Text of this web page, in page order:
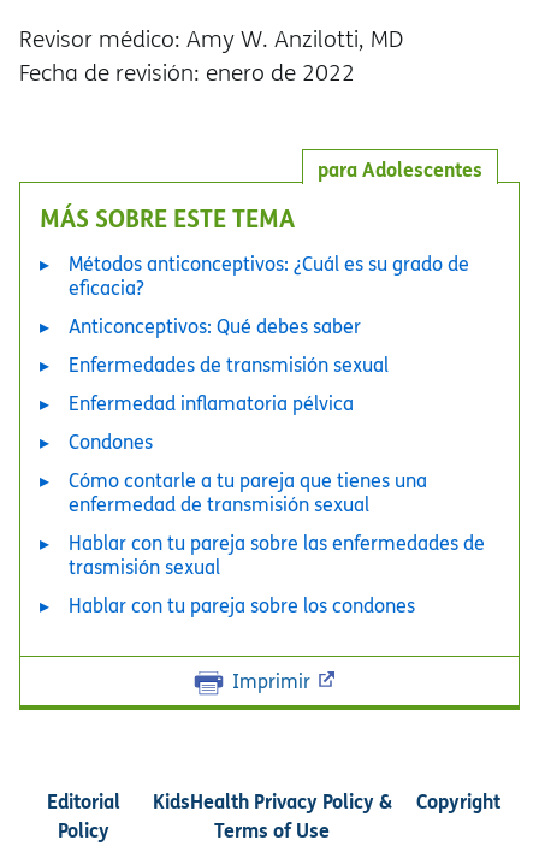
Revisor médico: Amy W. Anzilotti, MD
Fecha de revisión: enero de 2022
para Adolescentes
MÁS SOBRE ESTE TEMA
Métodos anticonceptivos: ¿Cuál es su grado de
eficacia?
Anticonceptivos: Qué debes saber
Enfermedades de transmisión sexual
Enfermedad inflamatoria pélvica
Condones
Cómo contarle a tu pareja que tienes una
enfermedad de transmisión sexual
Hablar con tu pareja sobre las enfermedades de
trasmisión sexual
Hablar con tu pareja sobre los condones
Imprimir
Editorial
Policy
KidsHealth Privacy Policy &
Terms of Use
Copyright